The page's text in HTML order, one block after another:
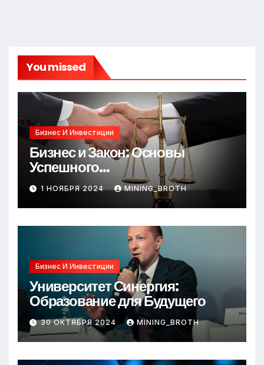
You missed
Бизнес И Инвестиции
Бизнес и Закон: Основы
Успешного
Предпринимательства
1 НОЯБРЯ 2024 MINING_BROTH
Бизнес И Инвестиции
Университет Синергия:
Образование для Будущего
30 ОКТЯБРЯ 2024 MINING_BROTH